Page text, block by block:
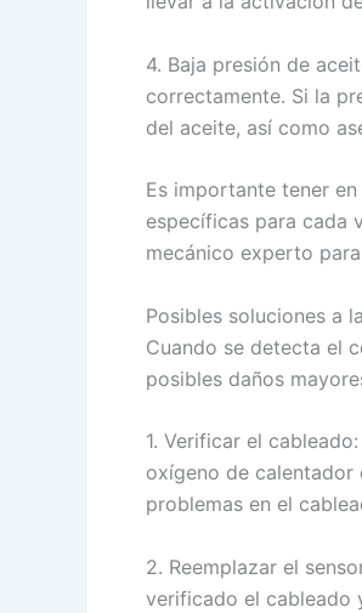
4. Baja presión de
correctamente. Si la
del aceite, así como
Es importante tener
específicas para cada
mecánico experto
Posibles soluciones a
Cuando se detecta el
posibles daños
1. Verificar el
oxígeno de calentador
problemas en el
2. Reemplazar el
verificado el cableado